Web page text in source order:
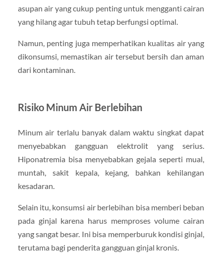
asupan air yang cukup penting untuk mengganti cairan
yang hilang agar tubuh tetap berfungsi optimal.
Namun, penting juga memperhatikan kualitas air yang
dikonsumsi, memastikan air tersebut bersih dan aman
dari kontaminan.
Risiko Minum Air Berlebihan
Minum air terlalu banyak dalam waktu singkat dapat
menyebabkan gangguan elektrolit yang serius.
Hiponatremia bisa menyebabkan gejala seperti mual,
muntah, sakit kepala, kejang, bahkan kehilangan
kesadaran.
Selain itu, konsumsi air berlebihan bisa memberi beban
pada ginjal karena harus memproses volume cairan
yang sangat besar. Ini bisa memperburuk kondisi ginjal,
terutama bagi penderita gangguan ginjal kronis.